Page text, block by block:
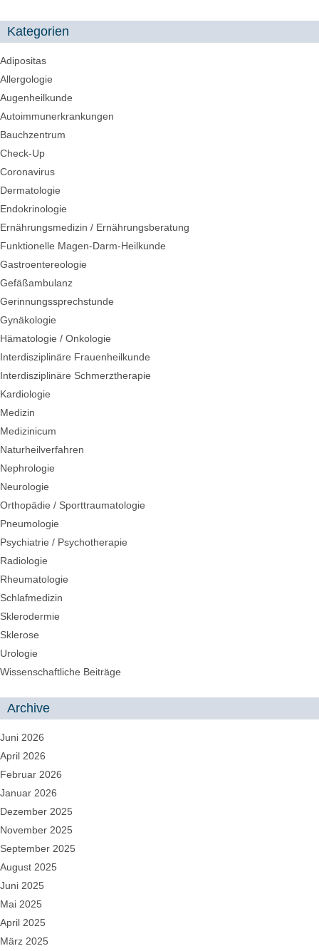
Kategorien
Adipositas
Allergologie
Augenheilkunde
Autoimmunerkrankungen
Bauchzentrum
Check-Up
Coronavirus
Dermatologie
Endokrinologie
Ernährungsmedizin / Ernährungsberatung
Funktionelle Magen-Darm-Heilkunde
Gastroentereologie
Gefäßambulanz
Gerinnungssprechstunde
Gynäkologie
Hämatologie / Onkologie
Interdisziplinäre Frauenheilkunde
Interdisziplinäre Schmerztherapie
Kardiologie
Medizin
Medizinicum
Naturheilverfahren
Nephrologie
Neurologie
Orthopädie / Sporttraumatologie
Pneumologie
Psychiatrie / Psychotherapie
Radiologie
Rheumatologie
Schlafmedizin
Sklerodermie
Sklerose
Urologie
Wissenschaftliche Beiträge
Archive
Juni 2026
April 2026
Februar 2026
Januar 2026
Dezember 2025
November 2025
September 2025
August 2025
Juni 2025
Mai 2025
April 2025
März 2025